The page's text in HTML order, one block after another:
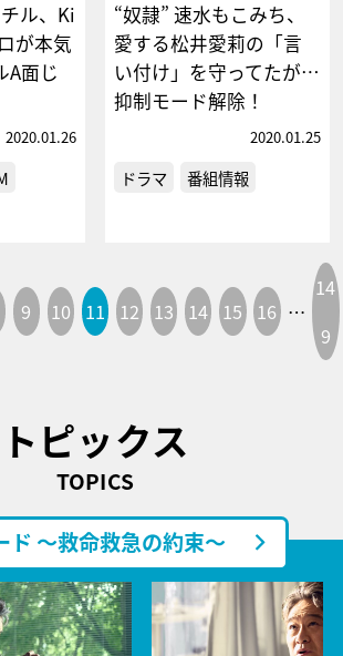
ル、Ki
が本気
A面じ
2020.01.26
“奴隷” 速水もこみち、
愛する松井愛莉の「言
い付け」を守ってたが…
抑制モード解除！
2020.01.25
ドラマ 番組情報
9 10 11 12 13 14 15 16 …
14
9
トピックス
TOPICS
ド ～救命救急の約束～